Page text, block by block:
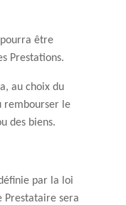
être
Prestations.
au choix du
rembourser le
des biens.
par la loi
Prestataire sera